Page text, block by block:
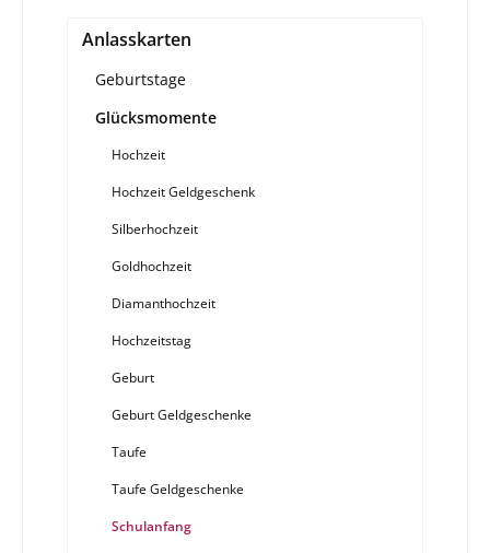
Anlasskarten
Geburtstage
Glücksmomente
Hochzeit
Hochzeit Geldgeschenk
Silberhochzeit
Goldhochzeit
Diamanthochzeit
Hochzeitstag
Geburt
Geburt Geldgeschenke
Taufe
Taufe Geldgeschenke
Schulanfang